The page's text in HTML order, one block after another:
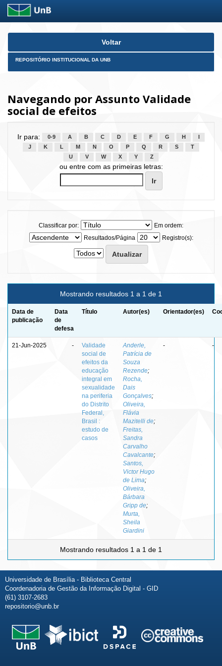
Skip
Voltar
REPOSITÓRIO INSTITUCIONAL DA UNB
Navegando por Assunto Validade
social de efeitos
Ir para: 0-9 A B C D E F G H
J
K L M N O P Q R S
T
U
V W X Y Z
ou entre com as primeiras letras:
Classificar por:
Em ordem:
Resultados/Página
Registro(s):
Mostrando resultados 1 a 1 de 1
Data de
publicação
Data
de
defesa
Título Autor(es) Orientador(es)
21-Jun-2025 -
Validade
social de
efeitos da
educação
integral em
sexualidade
na periferia
do Distrito
Federal,
Brasil :
estudo de
casos
Anderle,
Patrícia de
Souza
Rezende;
Rocha,
Dais
Gonçalves;
Oliveira,
Flávia
Mazitelli de;
Freitas,
Sandra
Carvalho
Cavalcante;
Santos,
Victor Hugo
de Lima;
Oliveira,
Bárbara
Gripp de;
Murta,
Sheila
Giardini
- -
Mostrando resultados 1 a 1 de 1
Universidade de Brasília - Biblioteca Central
Coordenadoria de Gestão da Informação Digital - GID
(61) 3107-2683
repositorio@unb.br